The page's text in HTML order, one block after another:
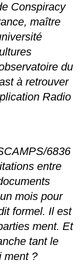
Conspiracy
maître
du
à retrouver
Radio
6836
entre
mois pour
formel. Il est
ment. Et
tant le
ment ?